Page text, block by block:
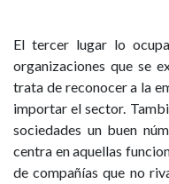
El tercer lugar lo
organizaciones que se
trata de reconocer a la
importar el sector.
sociedades un buen
centra en aquellas
de compañías que no